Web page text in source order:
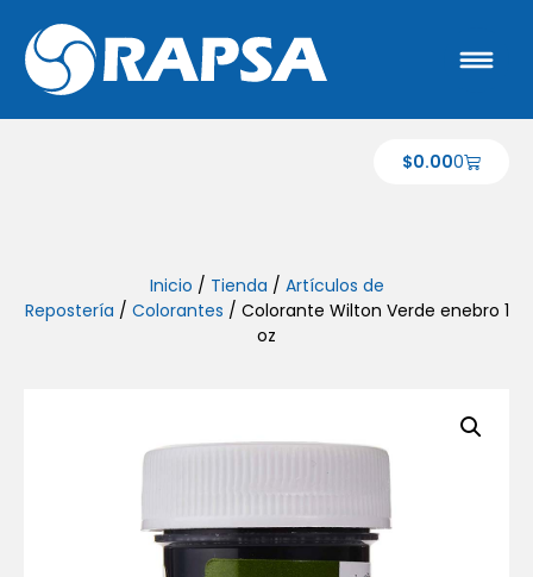
$0.000
Inicio / Tienda / Artículos de
Repostería / Colorantes / Colorante Wilton Verde enebro 1
oz